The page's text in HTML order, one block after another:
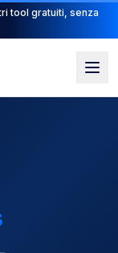
per il controllo + AI